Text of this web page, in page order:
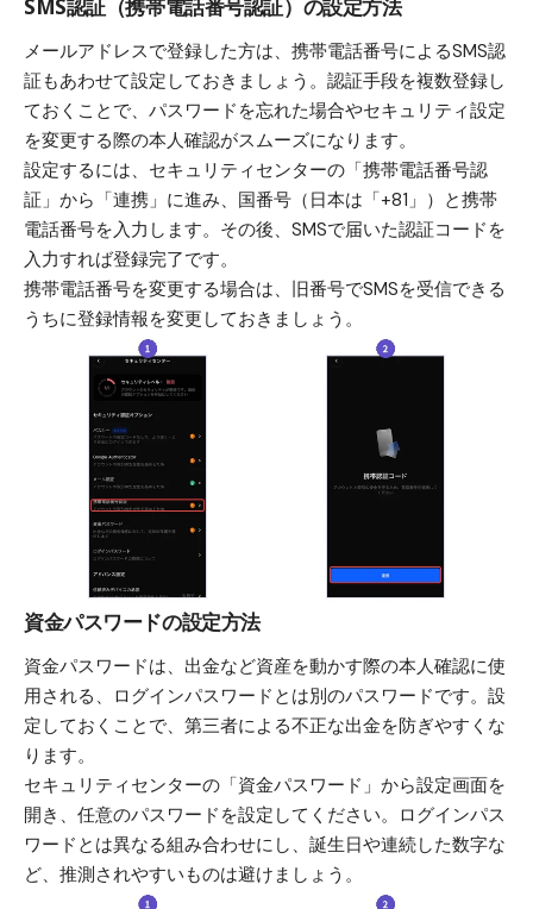
SMS認証（携帯電話番号認証）の設定方法
メールアドレスで登録した方は、携帯電話番号によるSMS認
証もあわせて設定しておきましょう。認証手段を複数登録し
ておくことで、パスワードを忘れた場合やセキュリティ設定
を変更する際の本人確認がスムーズになります。
設定するには、セキュリティセンターの「携帯電話番号認
証」から「連携」に進み、国番号（日本は「+81」）と携帯
電話番号を入力します。その後、SMSで届いた認証コードを
入力すれば登録完了です。
携帯電話番号を変更する場合は、旧番号でSMSを受信できる
うちに登録情報を変更しておきましょう。
資金パスワードの設定方法
資金パスワードは、出金など資産を動かす際の本人確認に使
用される、ログインパスワードとは別のパスワードです。設
定しておくことで、第三者による不正な出金を防ぎやすくな
ります。
セキュリティセンターの「資金パスワード」から設定画面を
開き、任意のパスワードを設定してください。ログインパス
ワードとは異なる組み合わせにし、誕生日や連続した数字な
ど、推測されやすいものは避けましょう。